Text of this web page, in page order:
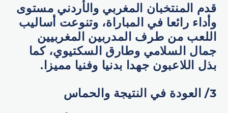
قدم المنتخبان المغربي والأردني مستوى
وأداء رائعا في المباراة، وتنوعت أساليب
اللعب من طرف المدربين المغربيين
جمال السلامي وطارق السكتيوي، كما
بذل اللاعبون جهدا بدنيا وفنيا مميزا.
3/ العودة في النتيجة والحماس